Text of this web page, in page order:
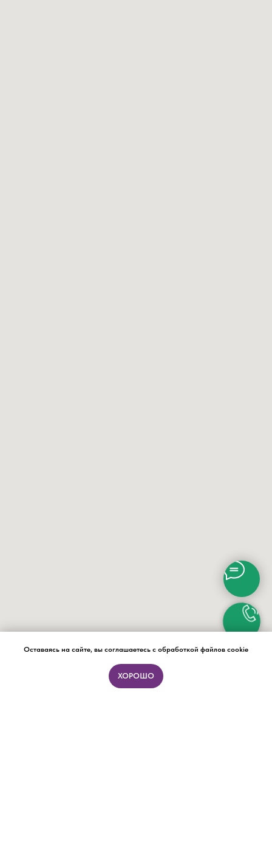
Оставаясь на сайте, вы соглашаетесь с обработкой файлов cookie
ХОРОШО
ПОДБОР ФОРМАТА ЗА 15 МИНУТ